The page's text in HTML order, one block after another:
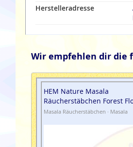
Herstelleradresse
Wir empfehlen dir die
HEM Nature Masala
Räucherstäbchen Forest
Masala Räucherstäbchen · Masala